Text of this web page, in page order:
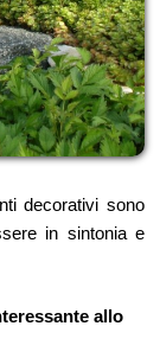
decorativi sono
in sintonia e
allo